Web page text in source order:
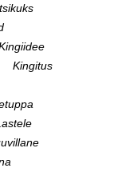
Kingitus